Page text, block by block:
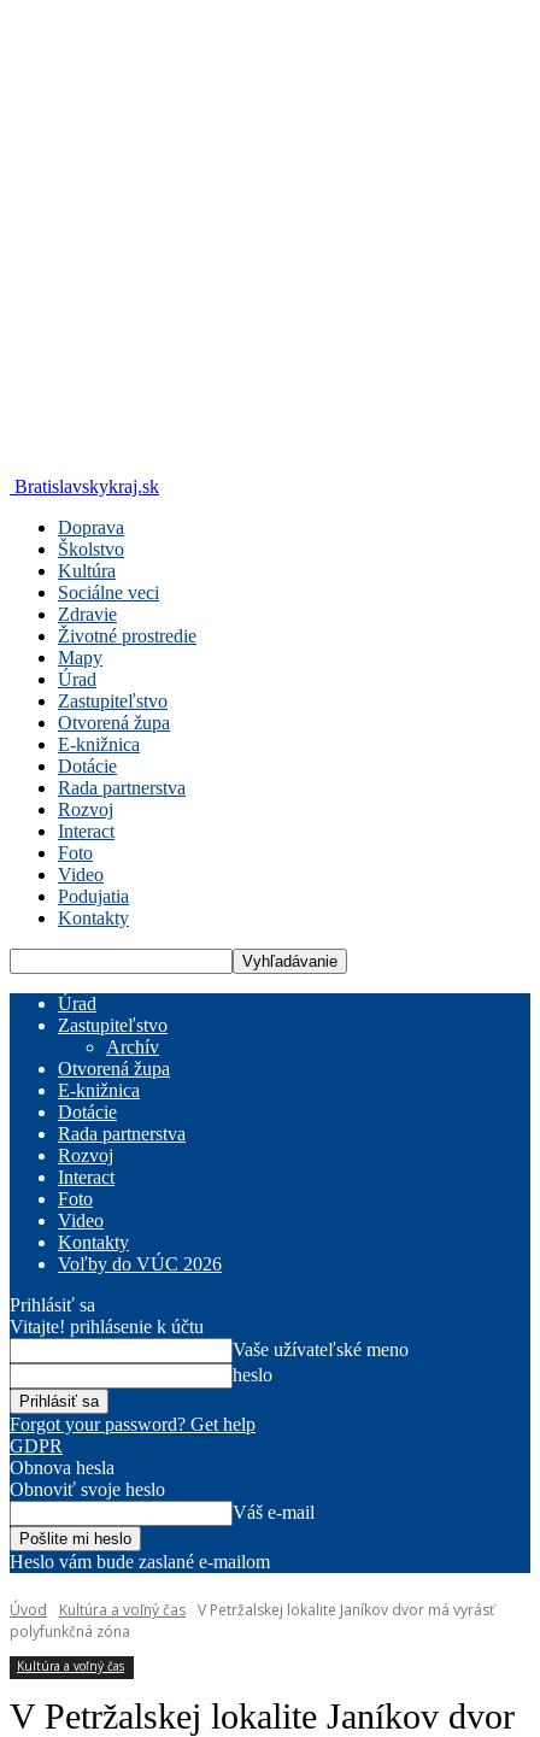
Bratislavskykraj.sk
Doprava
Školstvo
Kultúra
Sociálne veci
Zdravie
Životné prostredie
Mapy
Úrad
Zastupiteľstvo
Otvorená župa
E-knižnica
Dotácie
Rada partnerstva
Rozvoj
Interact
Foto
Video
Podujatia
Kontakty
Úrad
Zastupiteľstvo
Archív
Otvorená župa
E-knižnica
Dotácie
Rada partnerstva
Rozvoj
Interact
Foto
Video
Kontakty
Voľby do VÚC 2026
Prihlásiť sa
Vitajte! prihlásenie k účtu
Vaše užívateľské meno
heslo
Forgot your password? Get help
GDPR
Obnova hesla
Obnoviť svoje heslo
Váš e-mail
Heslo vám bude zaslané e-mailom
Úvod Kultúra a voľný čas V Petržalskej lokalite Janíkov dvor má vyrásť
polyfunkčná zóna
Kultúra a voľný čas
V Petržalskej lokalite Janíkov dvor